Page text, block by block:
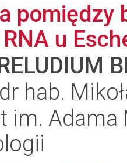
pomiędzy
u
hab.
im.